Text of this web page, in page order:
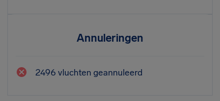
Annuleringen
2496 vluchten geannuleerd